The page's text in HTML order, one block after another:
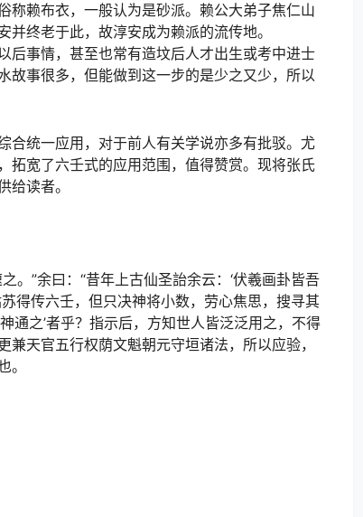
称赖布衣，一般认为是砂派。赖公大弟子焦仁山
终老于此，故淳安成为赖派的流传地。
后事情，甚至也常有造坟后人才出生或考中进士
故事很多，但能做到这一步的是少之又少，所以
合统一应用，对于前人有关学说亦多有批驳。尤
拓宽了六壬式的应用范围，值得赞赏。现将张氏
读者。
。”余曰：“昔年上古仙圣詒余云：‘伏羲画卦皆吾
苏得传六壬，但只决神将小数，劳心焦思，搜寻其
通之’者乎？指示后，方知世人皆泛泛用之，不得
天官五行权荫文魁朝元守垣诸法，所以应验，